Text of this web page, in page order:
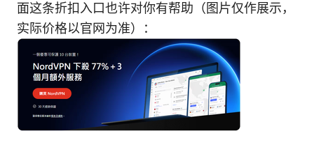
面这条折扣入口也许对你有帮助（图片仅作展示，
实际价格以官网为准）：